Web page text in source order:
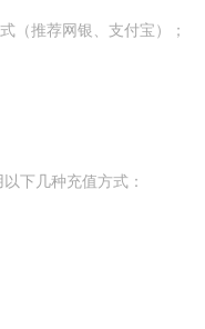
（推荐网银、支付宝）；
下几种充值方式：